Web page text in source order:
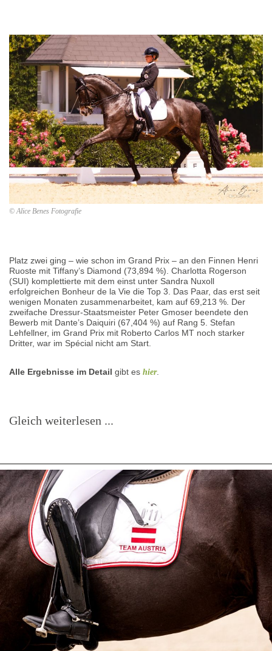
© Alice Benes Fotografie
Platz zwei ging – wie schon im Grand Prix – an den Finnen Henri
Ruoste mit Tiffany’s Diamond (73,894 %). Charlotta Rogerson
(SUI) komplettierte mit dem einst unter Sandra Nuxoll
erfolgreichen Bonheur de la Vie die Top 3. Das Paar, das erst seit
wenigen Monaten zusammenarbeitet, kam auf 69,213 %. Der
zweifache Dressur-Staatsmeister Peter Gmoser beendete den
Bewerb mit Dante’s Daiquiri (67,404 %) auf Rang 5. Stefan
Lehfellner, im Grand Prix mit Roberto Carlos MT noch starker
Dritter, war im Spécial nicht am Start.
Alle Ergebnisse im Detail gibt es hier.
Gleich weiterlesen ...